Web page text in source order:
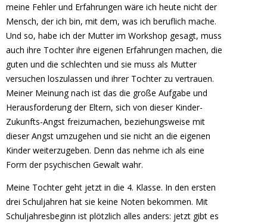
meine Fehler und Erfahrungen wäre ich heute nicht der
Mensch, der ich bin, mit dem, was ich beruflich mache.
Und so, habe ich der Mutter im Workshop gesagt, muss
auch ihre Tochter ihre eigenen Erfahrungen machen, die
guten und die schlechten und sie muss als Mutter
versuchen loszulassen und ihrer Tochter zu vertrauen.
Meiner Meinung nach ist das die große Aufgabe und
Herausforderung der Eltern, sich von dieser Kinder-
Zukunfts-Angst freizumachen, beziehungsweise mit
dieser Angst umzugehen und sie nicht an die eigenen
Kinder weiterzugeben. Denn das nehme ich als eine
Form der psychischen Gewalt wahr.
Meine Tochter geht jetzt in die 4. Klasse. In den ersten
drei Schuljahren hat sie keine Noten bekommen. Mit
Schuljahresbeginn ist plötzlich alles anders: jetzt gibt es